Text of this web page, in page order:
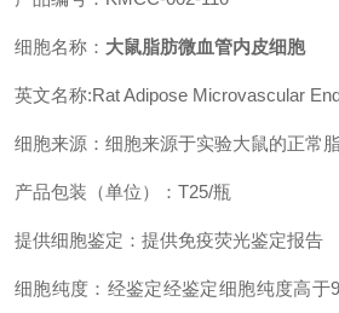
细胞名称： 大鼠脂肪微血管内皮细胞
英文名称:Rat Adipose Microvascular
细胞来源：细胞来源于实验大鼠的正常脂
产品包装（单位）：T25/瓶
提供细胞鉴定：提供免疫荧光鉴定报告
细胞纯度：经鉴定经鉴定细胞纯度高于